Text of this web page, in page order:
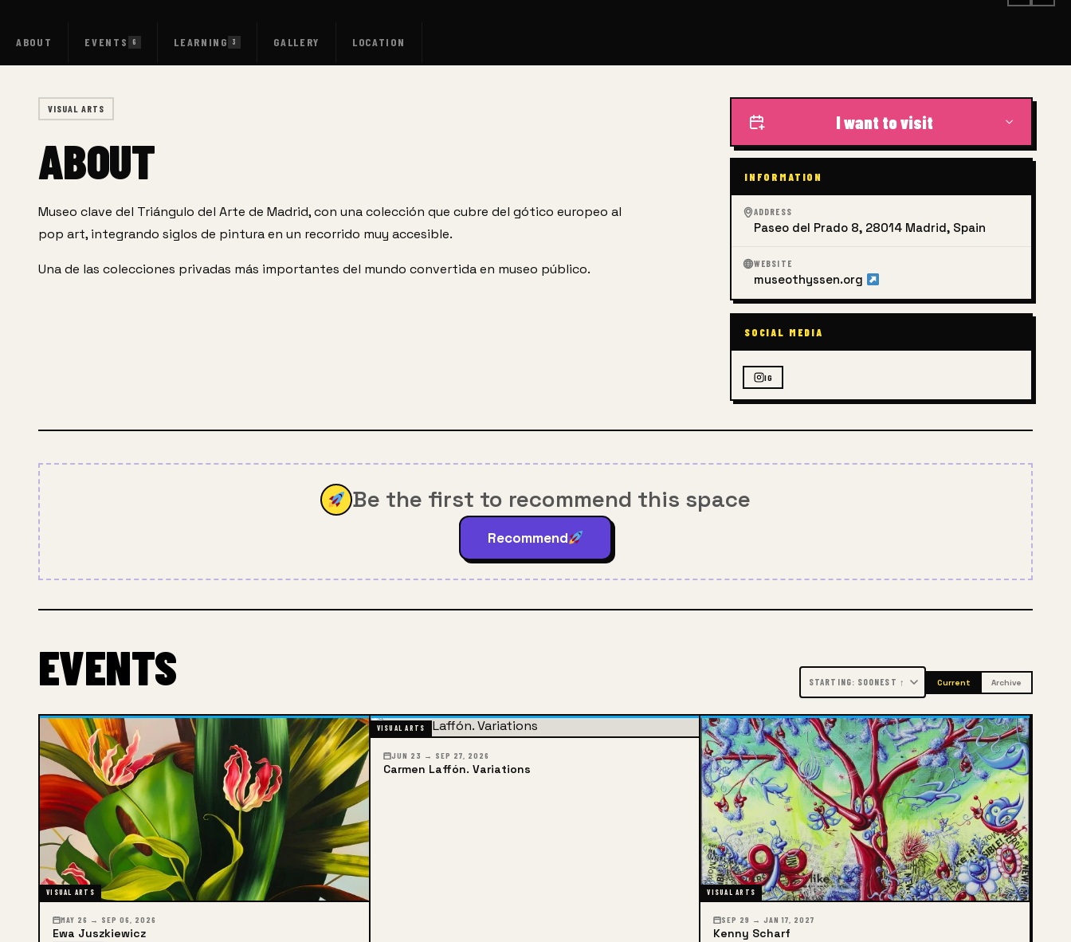
ABOUT EVENTS 6 LEARNING 3 GALLERY LOCATION
VISUAL ARTS
ABOUT
Museo clave del Triángulo del Arte de Madrid, con una colección que cubre del gótico europeo al
pop art, integrando siglos de pintura en un recorrido muy accesible.
Una de las colecciones privadas más importantes del mundo convertida en museo público.
I want to visit
INFORMATION
ADDRESS
Paseo del Prado 8, 28014 Madrid, Spain
WEBSITE
museothyssen.org
SOCIAL MEDIA
IG
Be the first to recommend this space
Recommend
EVENTS Current Archive
VISUAL ARTS
MAY 26 → SEP 06, 2026
Ewa Juszkiewicz
VISUAL ARTS
JUN 23 → SEP 27, 2026
Carmen Laffón. Variations
VISUAL ARTS
SEP 29 → JAN 17, 2027
Kenny Scharf